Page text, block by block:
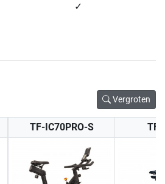
✓
Vergroten
TF-IC70PRO-S TF-